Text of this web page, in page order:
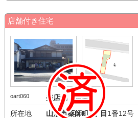
店舗付き住宅
oart060
売店舗・居宅
所在地
山形市薬師町2丁目 1番12号